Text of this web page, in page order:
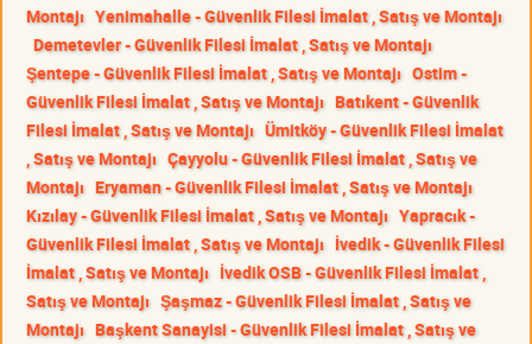
Montajı Yenimahalle - Güvenlik Filesi İmalat , Satış ve Montajı
Demetevler - Güvenlik Filesi İmalat , Satış ve Montajı
Şentepe - Güvenlik Filesi İmalat , Satış ve Montajı Ostim -
Güvenlik Filesi İmalat , Satış ve Montajı Batıkent - Güvenlik
Filesi İmalat , Satış ve Montajı Ümitköy - Güvenlik Filesi İmalat
, Satış ve Montajı Çayyolu - Güvenlik Filesi İmalat , Satış ve
Montajı Eryaman - Güvenlik Filesi İmalat , Satış ve Montajı
Kızılay - Güvenlik Filesi İmalat , Satış ve Montajı Yapracık -
Güvenlik Filesi İmalat , Satış ve Montajı İvedik - Güvenlik Filesi
İmalat , Satış ve Montajı İvedik OSB - Güvenlik Filesi İmalat ,
Satış ve Montajı Şaşmaz - Güvenlik Filesi İmalat , Satış ve
Montajı Başkent Sanayisi - Güvenlik Filesi İmalat , Satış ve